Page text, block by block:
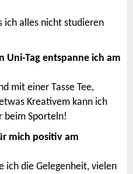
ich alles nicht studieren
Uni-Tag entspanne ich am
mit einer Tasse Tee,
Kreativem kann ich
beim Sporteln!
mich positiv am
ich die Gelegenheit, vielen